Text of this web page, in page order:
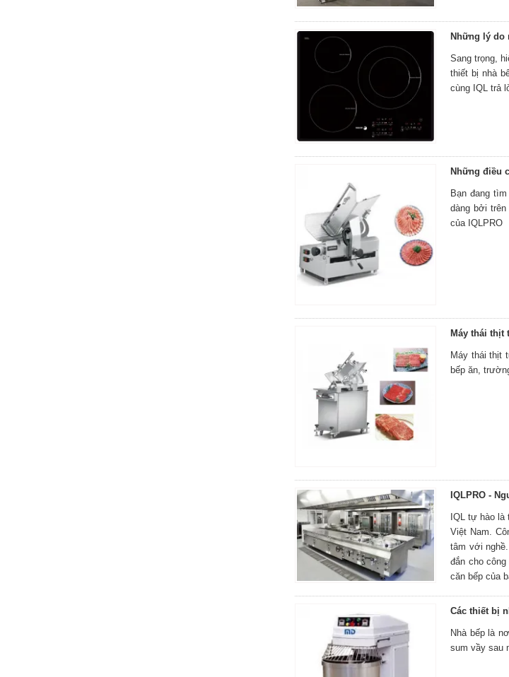
Những lý do
Sang trọng,
thiết bị nhà
cùng IQL trả
Những điều
Bạn đang
dàng bởi
của IQLPRO
Máy thái thịt
Máy thái thịt
bếp ăn,
IQLPRO -
IQL tự hào
Việt Nam.
tâm với
đắn cho
căn bếp của
Các thiết bị
Nhà bếp là
sum vầy sau